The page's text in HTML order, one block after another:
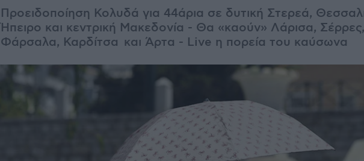
Προειδοποίηση Κολυδά για 44άρια σε δυτική Στερεά,
Ήπειρο και κεντρική Μακεδονία - Θα «καούν» Λάρισα,
Φάρσαλα, Καρδίτσα και Άρτα - Live η πορεία του καύσωνα